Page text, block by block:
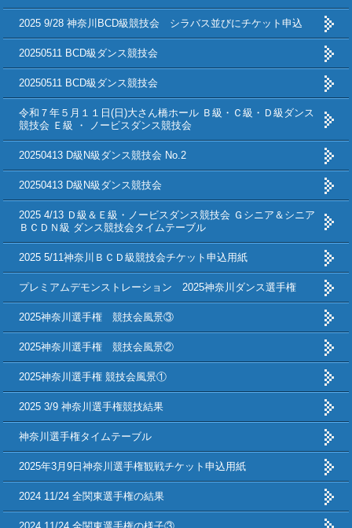
2025 9/28 神奈川BCD級競技会 シラバス並びにチケット申込
20250511 BCD級ダンス競技会
20250511 BCD級ダンス競技会
令和７年５月１１日(日)大さん橋ホール Ｂ級・Ｃ級・Ｄ級ダンス
競技会 Ｅ級 ・ ノービスダンス競技会
20250413 D級N級ダンス競技会 No.2
20250413 D級N級ダンス競技会
2025 4/13 Ｄ級＆Ｅ級・ノービスダンス競技会 Ｇシニア＆シニア
ＢＣＤＮ級 ダンス競技会タイムテーブル
2025 5/11神奈川ＢＣＤ級競技会チケット申込用紙
プレミアムデモンストレーション 2025神奈川ダンス選手権
2025神奈川選手権 競技会風景③
2025神奈川選手権 競技会風景②
2025神奈川選手権 競技会風景①
2025 3/9 神奈川選手権競技結果
神奈川選手権タイムテーブル
2025年3月9日神奈川選手権観戦チケット申込用紙
2024 11/24 全関東選手権の結果